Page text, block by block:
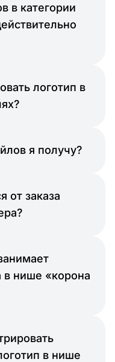
в категории
логотип в
я получу?
от заказа
в нише «корона
в нише